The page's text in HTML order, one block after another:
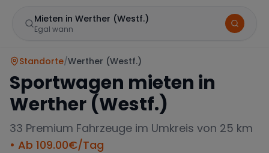
Mieten in Werther (Westf.)
Egal wann
Standorte/Werther (Westf.)
Sportwagen mieten in
Werther (Westf.)
33 Premium Fahrzeuge im Umkreis von 25 km
• Ab 109.00€/Tag